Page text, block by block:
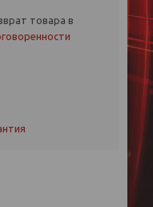
товара в